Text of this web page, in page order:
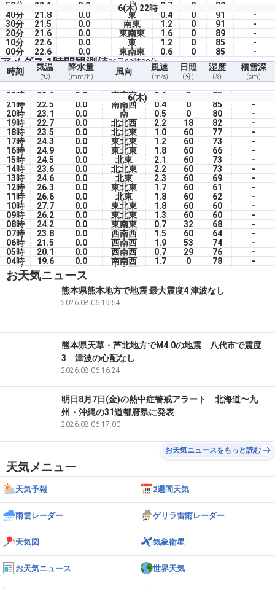
6(木) 22時
50分 22.1 0.0 北 0.7 0 89
40分
21.8 0.0 東 0.4 0 91
-
30分
21.5 0.0 南東 1.2 0 91
-
20分
21.6 0.0 東南東 1.6 0 89
-
10分
22.6 0.0 東 1.2 0 85
-
00分
22.6 0.0 東南東 0.6 0 85 -
アメダス 1時間観測値06日22時00分
時刻 気温
(℃)
降水量
(mm/h)
風向 風速
(m/s)
日照
(分)
湿度
(%)
積雪深
(cm)
6(木)
22時 22.6 0.0 東南東 0.6 0 85
21時
22.5 0.0 南南西 0.4 0 85
-
20時
23.1 0.0 南 0.5 0 80
-
19時
22.7 0.0 北北西 2.2 18 82
-
18時
23.5 0.0 北北東 1.0 60 77
-
17時
24.3 0.0 東北東 1.2 60 73
-
16時
24.9 0.0 東北東 1.8 60 66
-
15時
24.5 0.0 北東 2.1 60 73
-
14時
23.6 0.0 北北東 2.2 60 73
-
13時
24.6 0.0 北東 2.3 60 69
-
12時
26.3 0.0 東北東 1.7 60 61
-
11時
26.6 0.0 北東 1.8 60 62
-
10時
27.7 0.0 東北東 1.8 60 60
-
09時
26.2 0.0 東北東 1.3 60 60
-
08時
24.2 0.0 東南東 0.7 32 68
-
07時
23.8 0.0 西南西 1.5 60 64
-
06時
21.5 0.0 西南西 1.9 53 74
-
05時
20.1 0.0 西南西 0.7 29 76
-
04時
19.6 0.0 南南西 1.7 0 78
-
03時
19.8 0.0 南南西 1.9 0 77
02時
19.5 0.0
0.0 南 3.0 0 74
0.0 南南西 4.0 0 71
お天気ニュース
熊本県熊本地方で地震 最大震度4 津波なし
2026.08.06 19:54
熊本県天草・芦北地方でM4.0の地震 八代市で震度
3 津波の心配なし
2026.08.06 16:24
明日8月7日(金)の熱中症警戒アラート 北海道〜九
州・沖縄の31道都府県に発表
2026.08.06 17:00
お天気ニュースをもっと読む
天気メニュー
天気予報 2週間天気
雨雲レーダー ゲリラ雷雨レーダー
天気図 気象衛星
お天気ニュース 世界天気